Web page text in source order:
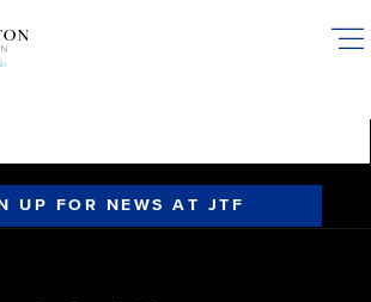
UP FOR NEWS AT JTF